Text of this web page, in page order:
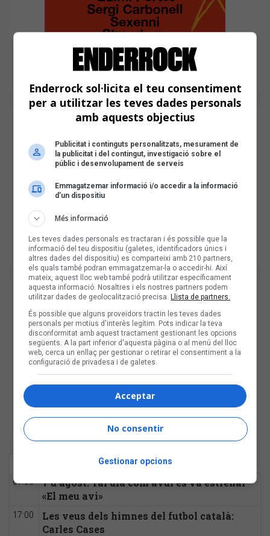
Més llegit
07:00
7 d'agost: Tal dia com avui es va estrenar
«El meu avi»
17:00
Les veus dels himnes del futbol català:
Carles Cases
Enderrock sol·licita el teu consentiment
per a utilitzar les teves dades personals
amb aquests objectius
Publicitat i continguts personalitzats, mesurament de
la publicitat i del contingut, investigació sobre el
públic i desenvolupament de serveis
Emmagatzemar informació i/o accedir a la informació
d’un dispositiu
Més informació
Les teves dades personals es tractaran i és possible que la
informació del teu dispositiu (galetes, identificadors únics i
altres dades del dispositiu) es comparteixi amb 210 partners,
els quals també podran emmagatzemar-la o accedir-hi. Així
mateix, aquest lloc web també podrà utilitzar específicament
aquesta informació. Nosaltres i els nostres partners podem
utilitzar dades de geolocalització precisa.Llista de partners.
És possible que alguns proveïdors tractin les teves dades
personals per motius d'interès legítim. Pots indicar la teva
disconformitat amb aquest tractament gestionant les opcions
següents. A la part inferior d'aquesta pàgina o al menú del lloc
web, cerca un enllaç per gestionar o retirar el consentiment a la
configuració de privadesa i de galetes.
Acceptar
No consentir
Gestionar opcions